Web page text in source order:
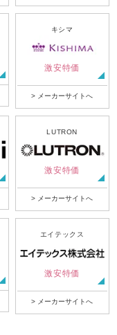
キシマ
激安特価
> メーカーサイトへ
LUTRON
激安特価
> メーカーサイトへ
エイテックス
激安特価
> メーカーサイトへ